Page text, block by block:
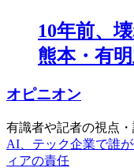
10年前、
熊本・有
オピニオン
有識者や記者の視点
AI、テック企業で誰
ィアの責任